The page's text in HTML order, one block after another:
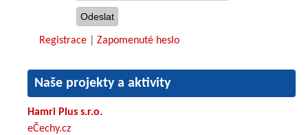
Registrace Zapomenuté heslo
Naše projekty a aktivity
Hamri Plus s.r.o.
eČechy.cz